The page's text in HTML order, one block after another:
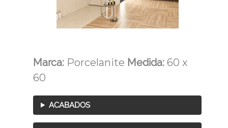
Marca: Porcelanite Medida: 60 x
60
ACABADOS